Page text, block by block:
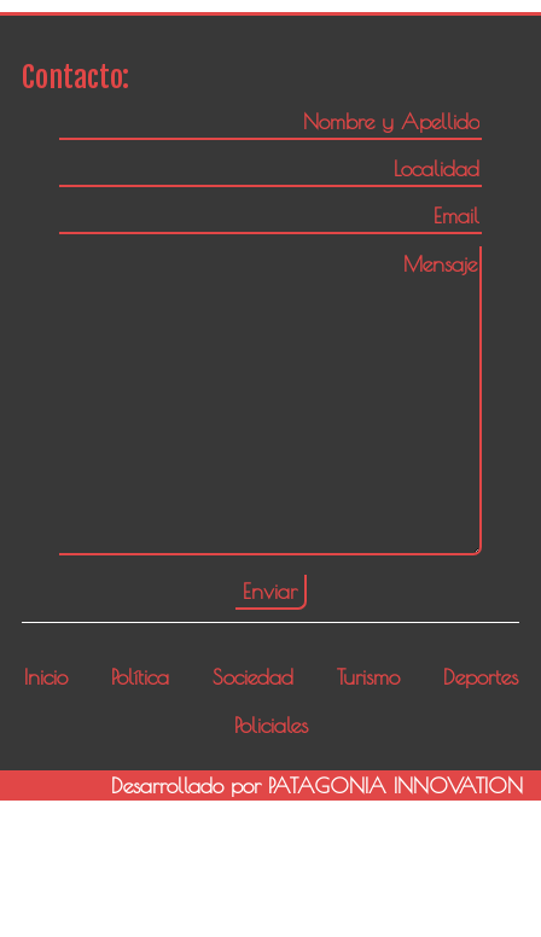
Contacto:
Inicio Política Sociedad Turismo
Deportes
Policiales
Desarrollado por PATAGONIA INNOVATION